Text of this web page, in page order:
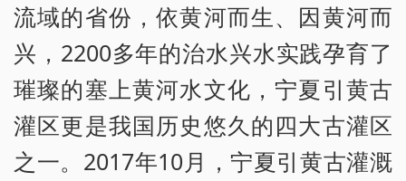
流域的省份，依黄河而生、因黄河而
兴，2200多年的治水兴水实践孕育了
璀璨的塞上黄河水文化，宁夏引黄古
灌区更是我国历史悠久的四大古灌区
之一。2017年10月，宁夏引黄古灌溉